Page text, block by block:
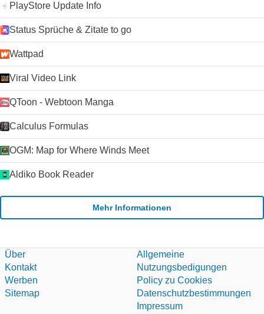
PlayStore Update Info
Status Sprüche & Zitate to go
Wattpad
Viral Video Link
QToon - Webtoon Manga
Calculus Formulas
OGM: Map for Where Winds Meet
Aldiko Book Reader
Mehr Informationen
Über
Kontakt
Werben
Sitemap
Allgemeine
Nutzungsbedigungen
Policy zu Cookies
Datenschutzbestimmungen
Impressum